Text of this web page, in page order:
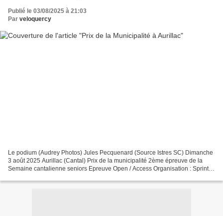
Publié le 03/08/2025 à 21:03
Par veloquercy
Le podium (Audrey Photos) Jules Pecquenard (Source Istres SC) Dimanche
3 août 2025 Aurillac (Cantal) Prix de la municipalité 2ème épreuve de la
Semaine cantalienne seniors Epreuve Open / Access Organisation : Sprinter